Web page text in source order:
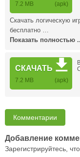
7.2 MB (apk)
Скачать логическую
бесплатно …
Показать полностью
СКАЧАТЬ
7.2 MB (apk)
Комментарии
Добавление
Зарегистрируйтесь,